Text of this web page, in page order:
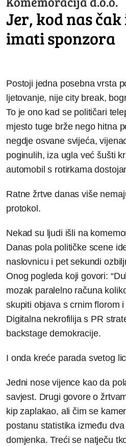
Jer, kod nas
imati sponzora
Postoji jedna posebna vrsta
ljetovanje, nije city break,
To je ono kad se političari
mjesto tuge brže nego hitna
negdje osvane svijeća,
poginulih, iza ugla već šušti
automobil s rotirkama
Ratne žrtve danas više
protokol.
Nekad su ljudi išli na
Danas pola političke scene
naslovnicu i pet sekundi
Onog pogleda koji govori:
mozak paralelno računa
skupiti objava s crnim florom
Digitalna nekrofilija s PR
backstage demokracije.
I onda kreće parada svetog
Jedni nose vijence kao da
savjest. Drugi govore o
kip zaplakao, ali čim se
postanu statistika između
domjenka. Treći se natječu